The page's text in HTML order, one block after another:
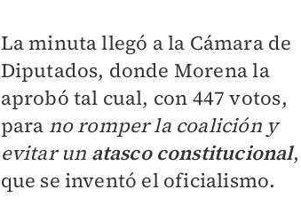
La minuta llegó a la Cámara de
Diputados, donde Morena la
aprobó tal cual, con 447 votos,
para no romper la coalición y
evitar un atasco constitucional,
que se inventó el oficialismo.